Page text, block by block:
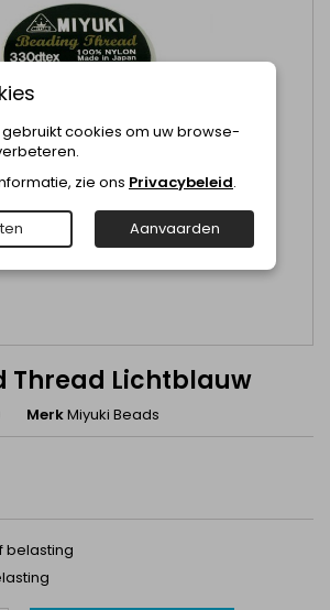
Thread Lichtblauw
MerkMiyuki Beads
belasting
gebruikt cookies om uw browse-
zie ons Privacybeleid.
Aanvaarden